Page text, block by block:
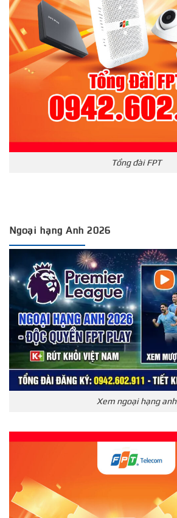
Tổng đài FPT
Ngoại hạng Anh 2026
Xem ngoại hạng anh